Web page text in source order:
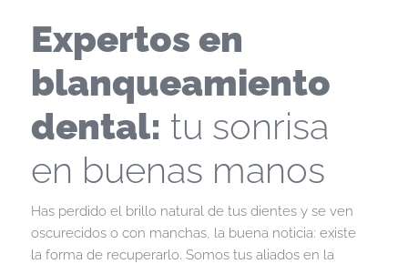
Expertos en
blanqueamiento
dental: tu sonrisa
en buenas manos
Has perdido el brillo natural de tus dientes y se ven
oscurecidos o con manchas, la buena noticia: existe
la forma de recuperarlo. Somos tus aliados en la